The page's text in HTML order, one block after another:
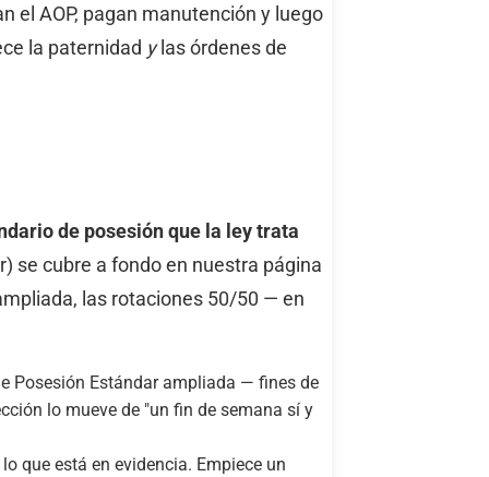
el AOP, pagan manutención y luego
la paternidad ylas órdenes de
de posesión que la ley trata
se cubre a fondo en nuestra página
las rotaciones 50/50 — en
Posesión Estándar ampliada — fines de
lo mueve de "un fin de semana sí y
que está en evidencia. Empiece un